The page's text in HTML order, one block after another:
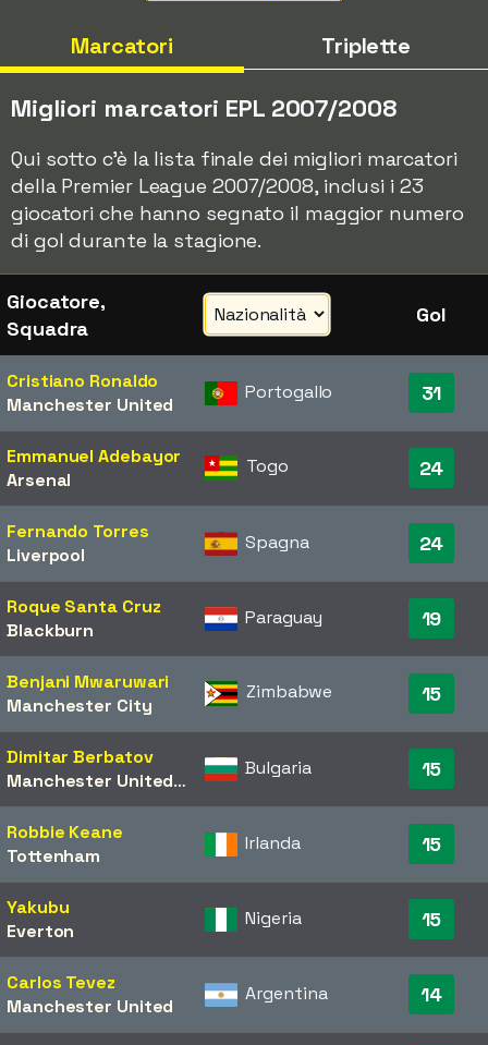
Marcatori Triplette
Migliori marcatori EPL 2007/2008
Qui sotto c'è la lista finale dei migliori marcatori
della Premier League 2007/2008, inclusi i 23
giocatori che hanno segnato il maggior numero
di gol durante la stagione.
Giocatore,
Squadra
Gol
Cristiano Ronaldo
Manchester United
Portogallo 31
Emmanuel Adebayor
Arsenal
Togo 24
Fernando Torres
Liverpool
Spagna 24
Roque Santa Cruz
Blackburn
Paraguay 19
Benjani Mwaruwari
Manchester City
Zimbabwe 15
Dimitar Berbatov
Manchester United/​Tottenham
Bulgaria 15
Robbie Keane
Tottenham
Irlanda 15
Yakubu
Everton
Nigeria 15
Carlos Tevez
Manchester United
Argentina 14